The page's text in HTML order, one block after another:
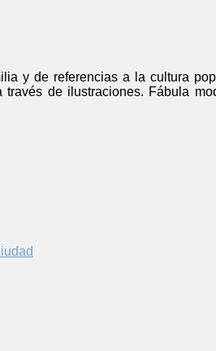
y de referencias a la cultura
de ilustraciones. Fábula